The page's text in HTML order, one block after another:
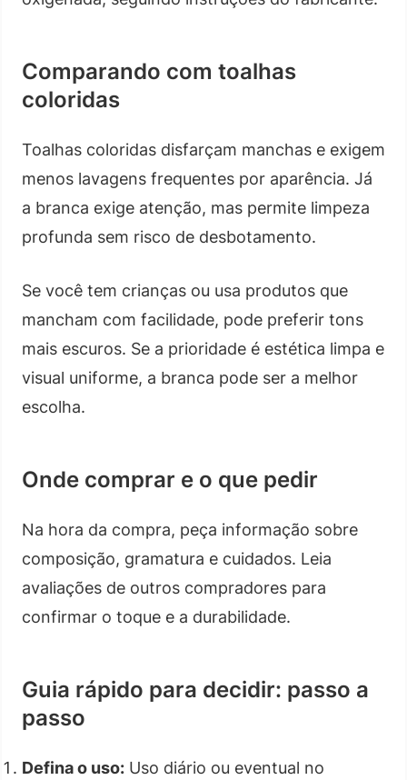
Comparando com toalhas
coloridas
Toalhas coloridas disfarçam manchas e exigem
menos lavagens frequentes por aparência. Já
a branca exige atenção, mas permite limpeza
profunda sem risco de desbotamento.
Se você tem crianças ou usa produtos que
mancham com facilidade, pode preferir tons
mais escuros. Se a prioridade é estética limpa e
visual uniforme, a branca pode ser a melhor
escolha.
Onde comprar e o que pedir
Na hora da compra, peça informação sobre
composição, gramatura e cuidados. Leia
avaliações de outros compradores para
confirmar o toque e a durabilidade.
Guia rápido para decidir: passo a
passo
Defina o uso: Uso diário ou eventual no